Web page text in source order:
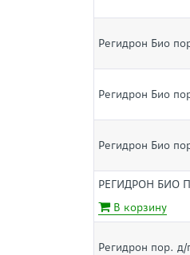
Регидрон Био
Регидрон Био
Регидрон Био
РЕГИДРОН БИО
В корзину
Регидрон пор.